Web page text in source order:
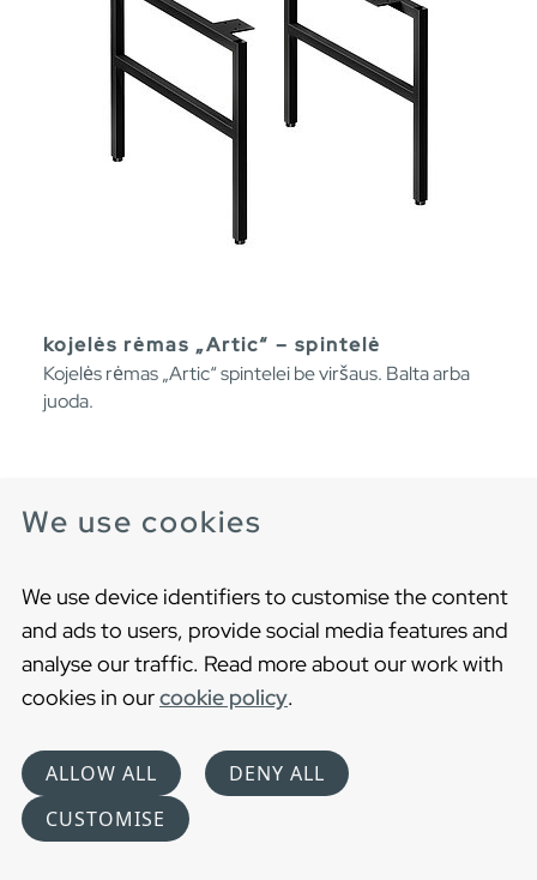
We use cookies
We use device identifiers to customise the content
and ads to users, provide social media features and
analyse our traffic. Read more about our work with
cookies in ourcookie policy.
ALLOW ALL
DENY ALL
CUSTOMISE
kojelės rėmas „Artic“ – spintelė
Kojelės rėmas „Artic“ spintelei be viršaus. Balta arba
juoda.